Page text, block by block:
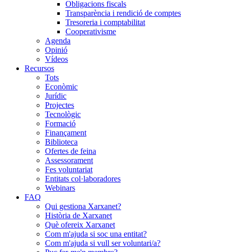
Obligacions fiscals
Transparència i rendició de comptes
Tresoreria i comptabilitat
Cooperativisme
Agenda
Opinió
Vídeos
Recursos
Tots
Econòmic
Jurídic
Projectes
Tecnològic
Formació
Finançament
Biblioteca
Ofertes de feina
Assessorament
Fes voluntariat
Entitats col·laboradores
Webinars
FAQ
Qui gestiona Xarxanet?
Història de Xarxanet
Què ofereix Xarxanet
Com m'ajuda si soc una entitat?
Com m'ajuda si vull ser voluntari/a?